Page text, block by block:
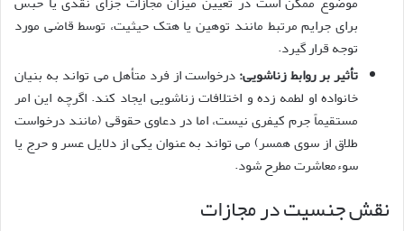
برای جرایم مرتبط مانند توهین یا هتک حیثیت، توسط قاضی مورد
توجه قرار گیرد.
تأثیر بر روابط زناشویی:درخواست از فرد متأهل می تواند به بنیان
خانواده او لطمه زده و اختلافات زناشویی ایجاد کند. اگرچه این امر
مستقیماً جرم کیفری نیست، اما در دعاوی حقوقی (مانند درخواست
طلاق از سوی همسر) می تواند به عنوان یکی از دلایل عسر و حرج یا
سوءمعاشرت مطرح شود.
نقش جنسیت در مجازات